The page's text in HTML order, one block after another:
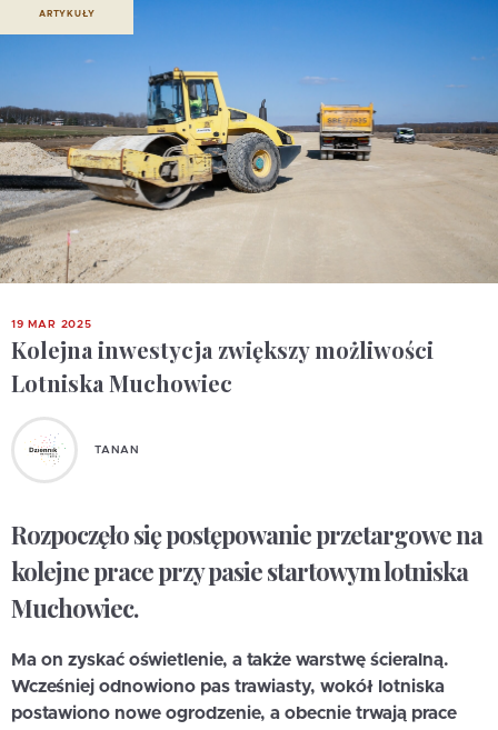
ARTYKUŁY
19 MAR 2025
Kolejna inwestycja zwiększy możliwości
Lotniska Muchowiec
TANAN
Rozpoczęło się postępowanie przetargowe na
kolejne prace przy pasie startowym lotniska
Muchowiec.
Ma on zyskać oświetlenie, a także warstwę ścieralną.
Wcześniej odnowiono pas trawiasty, wokół lotniska
postawiono nowe ogrodzenie, a obecnie trwają prace